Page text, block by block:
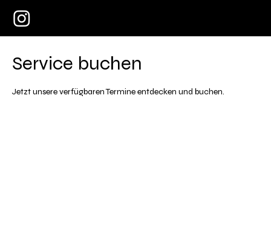
Service buchen
Jetzt unsere verfügbaren Termine entdecken und buchen.